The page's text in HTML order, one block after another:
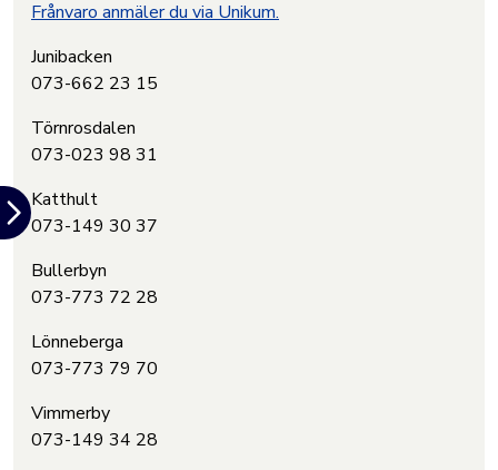
Frånvaro anmäler du via Unikum.
Junibacken
073-662 23 15
Törnrosdalen
073-023 98 31
Katthult
073-149 30 37
Bullerbyn
073-773 72 28
Lönneberga
073-773 79 70
Vimmerby
073-149 34 28